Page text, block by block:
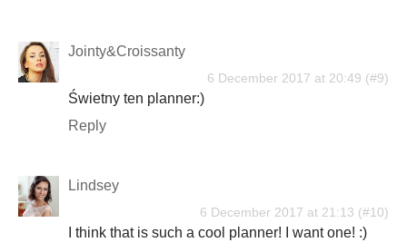
Jointy&Croissanty
6 December 2017 at 20:49
Świetny ten planner:)
Reply
Lindsey
6 December 2017 at 21:13
I think that is such a cool planner! I want one! :)